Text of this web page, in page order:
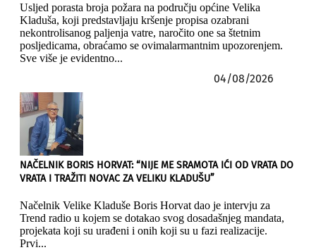
Usljed porasta broja požara na području općine Velika
Kladuša, koji predstavljaju kršenje propisa ozabrani
nekontrolisanog paljenja vatre, naročito one sa štetnim
posljedicama, obraćamo se ovimalarmantnim upozorenjem.
Sve više je evidentno...
04/08/2026
NAČELNIK BORIS HORVAT: “NIJE ME SRAMOTA IĆI OD VRATA DO
VRATA I TRAŽITI NOVAC ZA VELIKU KLADUŠU”
Načelnik Velike Kladuše Boris Horvat dao je intervju za
Trend radio u kojem se dotakao svog dosadašnjeg mandata,
projekata koji su urađeni i onih koji su u fazi realizacije.
Prvi...